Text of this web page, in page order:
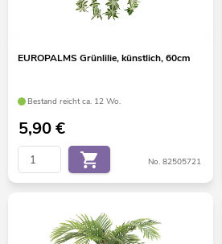
EUROPALMS Grünlilie, künstlich, 60cm
Bestand reicht ca. 12 Wo.
5,90€
No. 82505721